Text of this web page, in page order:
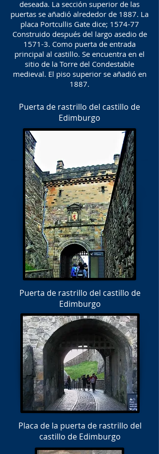
deseada. La sección superior de las
puertas se añadió alrededor de 1887. La
placa Portcullis Gate dice; 1574-77
Construido después del largo asedio de
1571-3. Como puerta de entrada
principal al castillo. Se encuentra en el
sitio de la Torre del Condestable
medieval. El piso superior se añadió en
1887.
Puerta de rastrillo del castillo de
Edimburgo
Puerta de rastrillo del castillo de
Edimburgo
Placa de la puerta de rastrillo del
castillo de Edimburgo